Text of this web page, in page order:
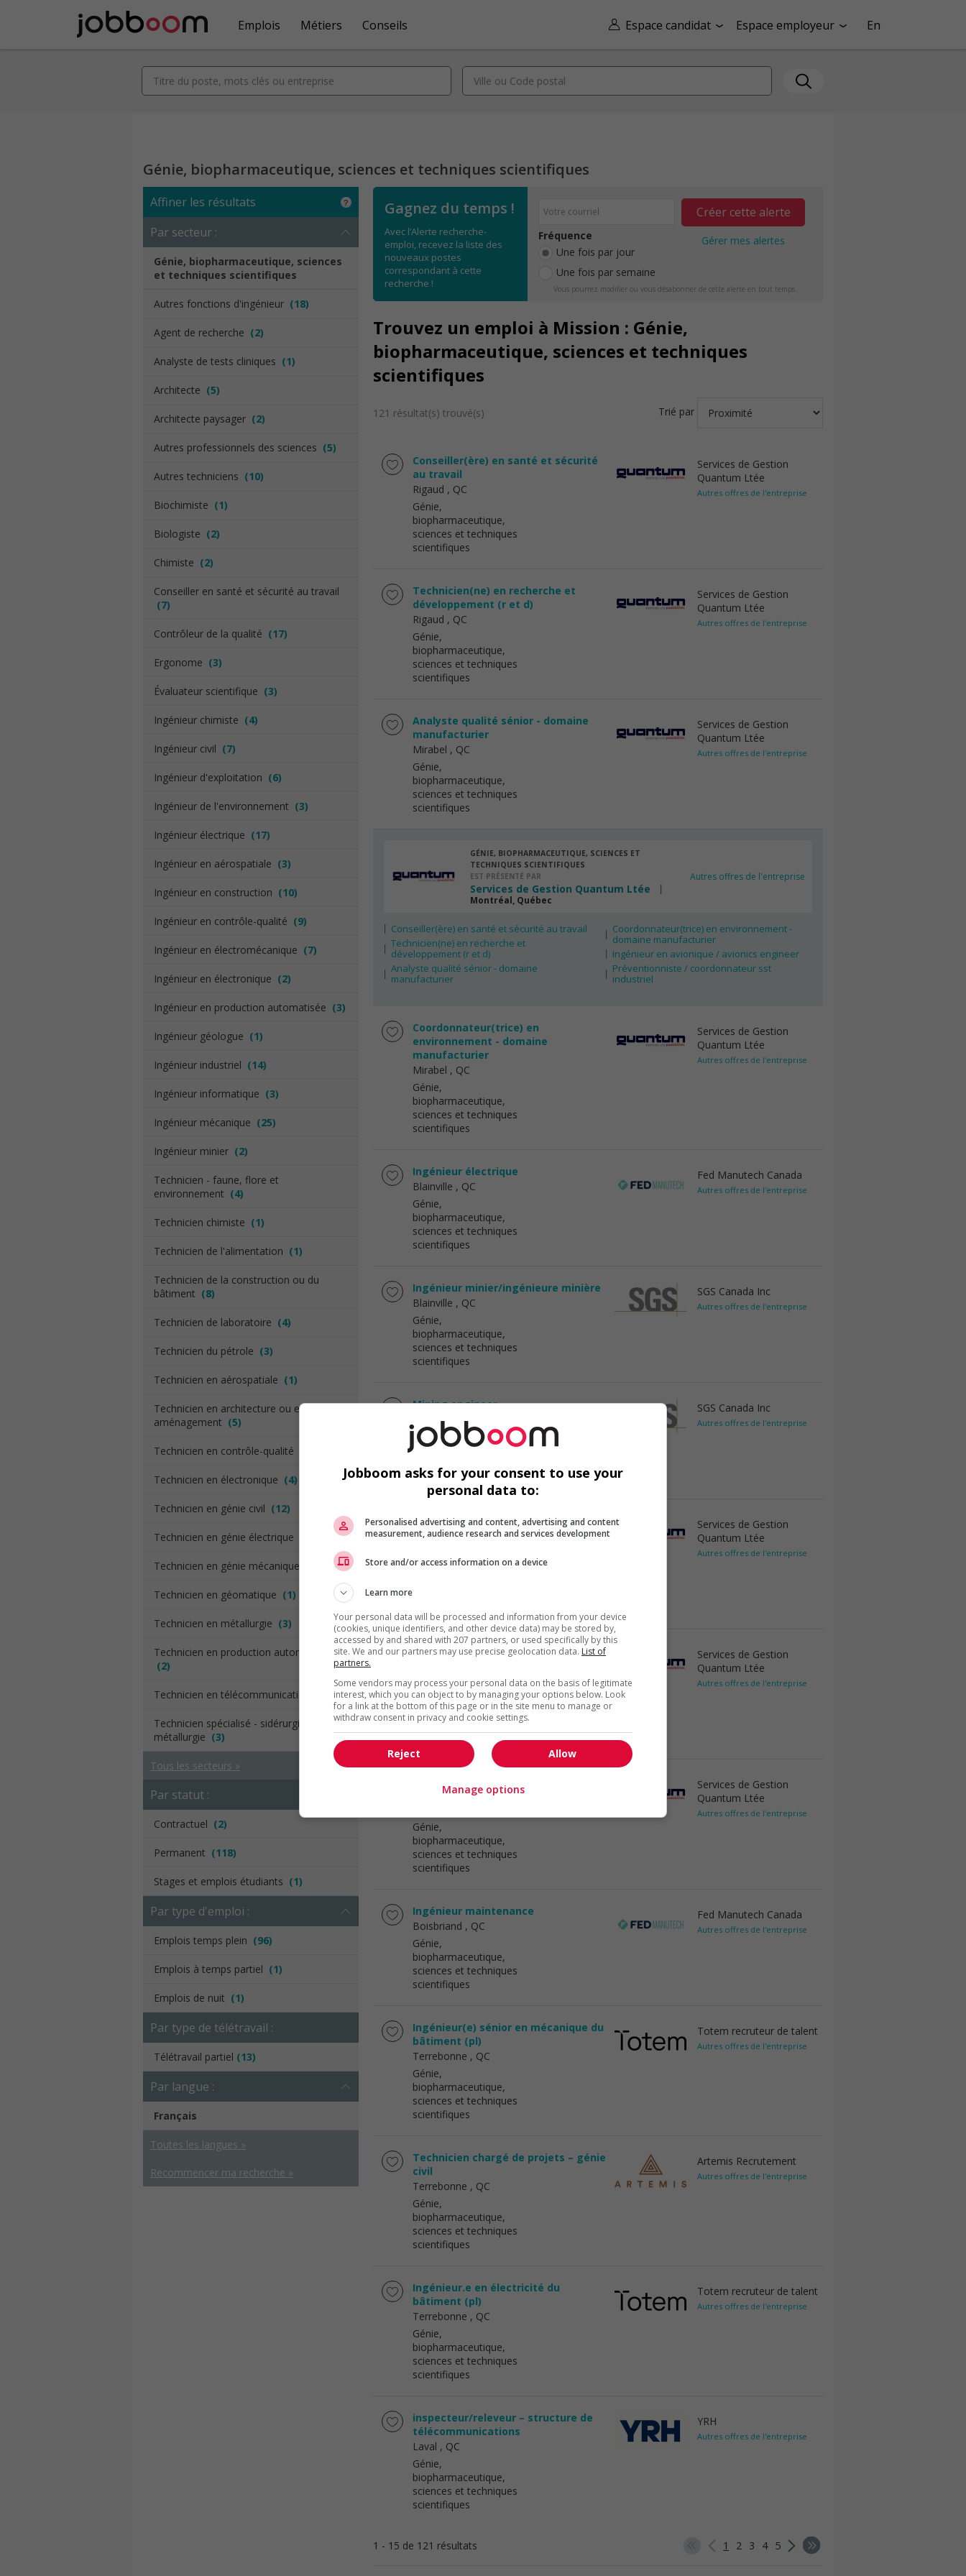
Espace candidat Espace employeur En
Emplois Métiers Conseils
Génie, biopharmaceutique, sciences et techniques scientifiques
Affiner les résultats
Par secteur :
Génie, biopharmaceutique, sciences
et techniques scientifiques
Autres fonctions d'ingénieur (18)
Agent de recherche (2)
Analyste de tests cliniques (1)
Architecte (5)
Architecte paysager (2)
Autres professionnels des sciences (5)
Autres techniciens (10)
Biochimiste (1)
Biologiste (2)
Chimiste (2)
Conseiller en santé et sécurité au travail
(7)
Contrôleur de la qualité (17)
Ergonome (3)
Évaluateur scientifique (3)
Ingénieur chimiste (4)
Ingénieur civil (7)
Ingénieur d'exploitation (6)
Ingénieur de l'environnement (3)
Ingénieur électrique (17)
Ingénieur en aérospatiale (3)
Ingénieur en construction (10)
Ingénieur en contrôle-qualité (9)
Ingénieur en électromécanique (7)
Ingénieur en électronique (2)
Ingénieur en production automatisée (3)
Ingénieur géologue (1)
Ingénieur industriel (14)
Ingénieur informatique (3)
Ingénieur mécanique (25)
Ingénieur minier (2)
Technicien - faune, flore et
environnement (4)
Technicien chimiste (1)
Technicien de l'alimentation (1)
Technicien de la construction ou du
bâtiment (8)
Technicien de laboratoire (4)
Technicien du pétrole (3)
Technicien en aérospatiale (1)
Technicien en architecture ou en
aménagement (5)
Technicien en contrôle-qualité
Technicien en électronique (4)
Technicien en génie civil (12)
Technicien en génie électrique
Technicien en génie mécanique
Technicien en géomatique (1)
Technicien en métallurgie (3)
Technicien en production automatisée
(2)
Technicien en télécommunications (3)
Technicien spécialisé - sidérurgie,
métallurgie (3)
Tous les secteurs »
Par statut :
Contractuel (2)
Permanent (118)
Stages et emplois étudiants (1)
Par type d'emploi :
Emplois temps plein (96)
Emplois à temps partiel (1)
Emplois de nuit (1)
Par type de télétravail :
Télétravail partiel (13)
Par langue :
Français
Toutes les langues »
Recommencer ma recherche »
Gagnez du temps !
Avec l’Alerte recherche-
emploi, recevez la liste des
nouveaux postes
correspondant à cette
recherche !
Fréquence
Une fois par jour
Une fois par semaine
Créer cette alerte
Gérer mes alertes
Vous pourrez modifier ou vous désabonner de cette alerte en tout temps.
Trouvez un emploi à Mission : Génie,
biopharmaceutique, sciences et techniques
scientifiques
121 résultat(s) trouvé(s) Trié par
Conseiller(ère) en santé et sécurité
au travail
Rigaud , QC
Génie,
biopharmaceutique,
sciences et techniques
scientifiques
Services de Gestion
Quantum Ltée
Autres offres de l'entreprise
Technicien(ne) en recherche et
développement (r et d)
Rigaud , QC
Génie,
biopharmaceutique,
sciences et techniques
scientifiques
Services de Gestion
Quantum Ltée
Autres offres de l'entreprise
Analyste qualité sénior - domaine
manufacturier
Mirabel , QC
Génie,
biopharmaceutique,
sciences et techniques
scientifiques
Services de Gestion
Quantum Ltée
Autres offres de l'entreprise
GÉNIE, BIOPHARMACEUTIQUE, SCIENCES ET
TECHNIQUES SCIENTIFIQUES
EST PRÉSENTÉ PAR
Services de Gestion Quantum Ltée
Montréal, Québec
Autres offres de l'entreprise
Conseiller(ère) en santé et sécurité au travail
Technicien(ne) en recherche et
développement (r et d)
Analyste qualité sénior - domaine
manufacturier
Coordonnateur(trice) en environnement -
domaine manufacturier
Ingénieur en avionique / avionics engineer
Préventionniste / coordonnateur sst
industriel
Coordonnateur(trice) en
environnement - domaine
manufacturier
Mirabel , QC
Génie,
biopharmaceutique,
sciences et techniques
scientifiques
Services de Gestion
Quantum Ltée
Autres offres de l'entreprise
Ingénieur électrique
Blainville , QC
Génie,
biopharmaceutique,
sciences et techniques
scientifiques
Fed Manutech Canada
Autres offres de l'entreprise
Ingénieur minier/ingénieure minière
Blainville , QC
Génie,
biopharmaceutique,
sciences et techniques
scientifiques
SGS Canada Inc
Autres offres de l'entreprise
Mining engineer
Blainville
, QC
Génie,
biopharmaceutique,
scientifiques
SGS Canada Inc
Autres offres de l'entreprise
Ingénieur en avionique / avionics
engineer
Génie,
Services de Gestion
Quantum Ltée
Autres offres de l'entreprise
Préventionniste / coordonnateur sst
Saint-Eustache, QC
Génie,
biopharmaceutique,
sciences et techniques
scientifiques
Services de Gestion
Quantum Ltée
Autres offres de l'entreprise
manufacturier !
Génie,
biopharmaceutique,
sciences et techniques
scientifiques
Services de Gestion
Quantum Ltée
Autres offres de l'entreprise
Ingénieur maintenance
Boisbriand , QC
Génie,
biopharmaceutique,
sciences et techniques
scientifiques
Fed Manutech Canada
Autres offres de l'entreprise
Ingénieur(e) sénior en mécanique du
bâtiment (pl)
Terrebonne , QC
Génie,
biopharmaceutique,
sciences et techniques
scientifiques
Totem recruteur de talent
Autres offres de l'entreprise
Technicien chargé de projets – génie
civil
Terrebonne , QC
Génie,
biopharmaceutique,
sciences et techniques
scientifiques
Artemis Recrutement
Autres offres de l'entreprise
Ingénieur.e en électricité du
bâtiment (pl)
Terrebonne , QC
Génie,
biopharmaceutique,
sciences et techniques
scientifiques
Totem recruteur de talent
Autres offres de l'entreprise
inspecteur/releveur – structure de
télécommunications
Laval , QC
Génie,
biopharmaceutique,
sciences et techniques
scientifiques
YRH
Autres offres de l'entreprise
1 - 15 de 121 résultats 1 2 3 4 5
Jobboom asks for your consent to use your
personal data to:
Personalised advertising and content, advertising and content
measurement, audience research and services development
Store and/or access information on a device
Learn more
Your personal data will be processed and information from your device
(cookies, unique identifiers, and other device data) may be stored by,
accessed by and shared with 207 partners, or used specifically by this
site. We and our partners may use precise geolocation data. List of
partners.
Some vendors may process your personal data on the basis of legitimate
interest, which you can object to by managing your options below. Look
for a link at the bottom of this page or in the site menu to manage or
withdraw consent in privacy and cookie settings.
Allow
Reject
Manage options